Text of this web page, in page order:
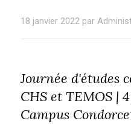
18 janvier 2022 par
Journée d'études
CHS et TEMOS |
Campus